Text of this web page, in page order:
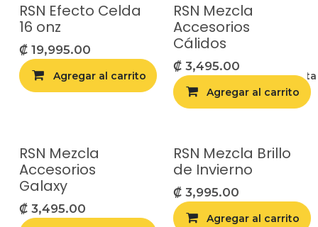
RSN Efecto Celda
16 onz
₡ 19,995.00
Agregar al carrito Agregar a la
RSN Mezcla
Accesorios
Cálidos
₡ 3,495.00
Agregar al carrito
RSN Mezcla
Accesorios
Galaxy
₡ 3,495.00
RSN Mezcla Brillo
de Invierno
₡ 3,995.00
Agregar al carrito